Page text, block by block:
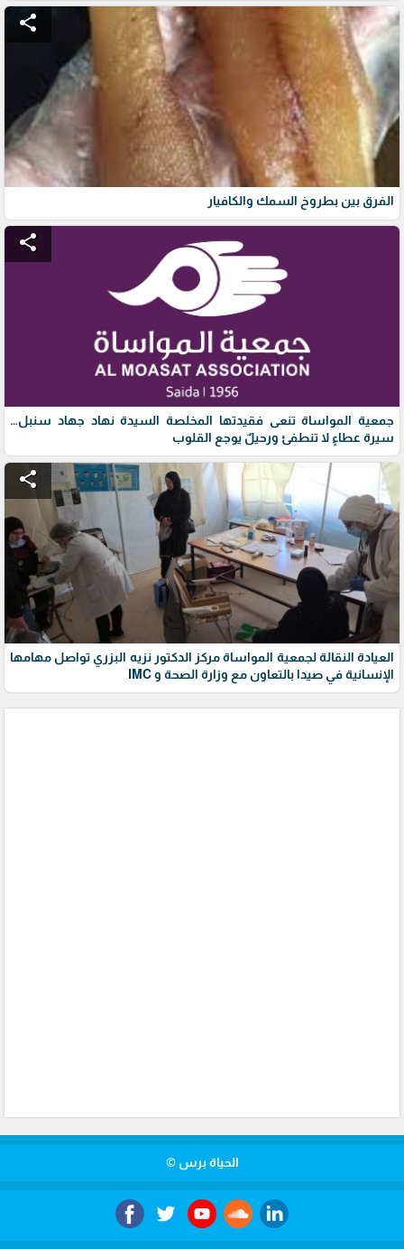
share
الفرق بين بطروخ السمك والكافيار
share
جمعية المواساة تنعى فقيدتها المخلصة السيدة نهاد جهاد سنبل…
سيرة عطاءٍ لا تنطفئ ورحيلٌ يوجع القلوب
share
العيادة النقالة لجمعية المواساة مركز الدكتور نزيه البزري تواصل مهامها
الإنسانية في صيدا بالتعاون مع وزارة الصحة و IMC
الحياة برس ©